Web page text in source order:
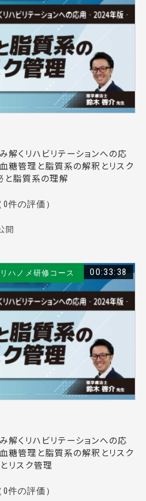
解くリハビリテーションへの応
糖管理と脂質系の解釈とリスク
脂質系の理解
0件の評価）
開
リハノメ研修コース 00:33:38
解くリハビリテーションへの応
糖管理と脂質系の解釈とリスク
リスク管理
0件の評価）